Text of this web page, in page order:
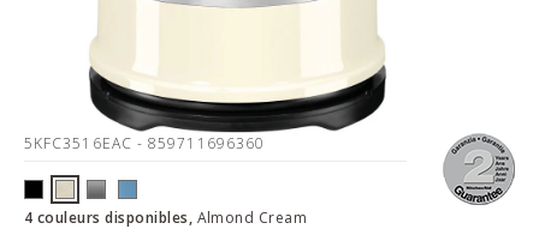
5KFC3516EAC - 859711696360
4 couleurs disponibles, Almond Cream